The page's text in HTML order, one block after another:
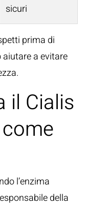
sicuri
prima di
a evitare
il Cialis
l’enzima
della